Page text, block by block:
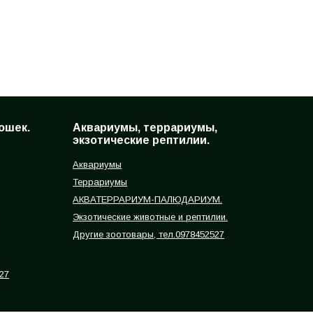
Аквариумы, террариумы,
экзотические рептилии.
Аквариумы
Террариумы
АКВАТЕРРАРИУМ-ПАЛЮДАРИУМ.
Экзотические животные и рептилии.
Другие зоотовары, тел.0978452527